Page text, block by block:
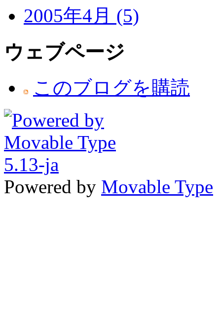
2005年4月 (5)
ウェブページ
このブログを購読
Powered by Movable Type